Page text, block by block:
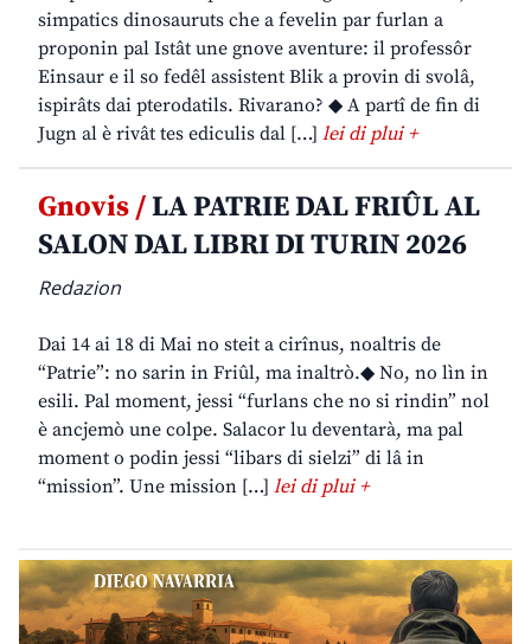
simpatics dinosauruts che a fevelin par furlan a
proponin pal Istât une gnove aventure: il professôr
Einsaur e il so fedêl assistent Blik a provin di svolâ,
ispirâts dai pterodatils. Rivarano? ◆ A partî de fin di
Jugn al è rivât tes ediculis dal […] lei di plui +
Gnovis /LA PATRIE DAL FRIÛL AL
SALON DAL LIBRI DI TURIN 2026
Redazion
Dai 14 ai 18 di Mai no steit a cirînus, noaltris de
“Patrie”: no sarin in Friûl, ma inaltrò.◆ No, no lìn in
esili. Pal moment, jessi “furlans che no si rindin” nol
è ancjemò une colpe. Salacor lu deventarà, ma pal
moment o podin jessi “libars di sielzi” di lâ in
“mission”. Une mission […] lei di plui +